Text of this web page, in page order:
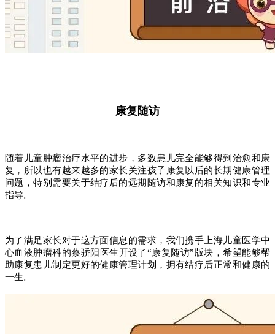
康复随访
随着儿童肿瘤治疗水平的进步，多数患儿完全能够得到治愈和康
复，所以也有越来越多的家长关注孩子康复以后的长期健康管理
问题，特别需要关于结疗后的远期随访和康复的相关知识和专业
指导。
为了满足家长对于这方面信息的需求，我们携手上海儿童医学中
心血液肿瘤科的蔡骄阳医生开设了“康复随访”版块，希望能够帮
助康复患儿制定更好的健康管理计划，拥有结疗后正常和健康的
一生。